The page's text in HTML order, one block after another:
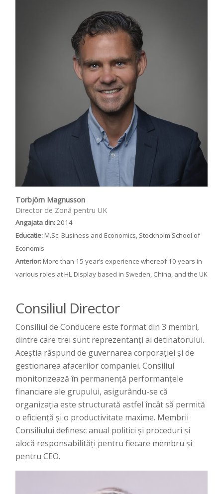
Torbjörn Magnusson
Director de Zonă pentru UK
Angajata din:2014
Educatie:M.Sc. Business and Economics, Stockholm School of
Economis
Anterior:More than 15 year’s experience whereof 10 years in
various roles at HL Display based in Sweden, China, and the UK
Consiliul Director
Consiliul de Conducere este format din 3 membri,
dintre care trei sunt reprezentanți ai detinatorului.
Aceștia răspund de guvernarea corporației și de
gestionarea afacerilor companiei. Consiliul
monitorizează în permanență performanțele
financiare ale grupului, asigurându-se că
organizația este structurată astfel încât să permită
o eficiență și o productivitate maxime. Membrii
Consiliului definesc anual politici și proceduri și
alocă responsabilități pentru fiecare membru și
pentru CEO.